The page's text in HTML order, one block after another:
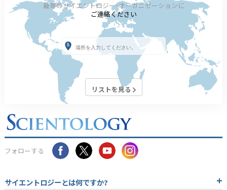
最寄のサイエントロジー･オーガニゼーションに
ご連絡ください
リストを見る
フォローする
サイエントロジーとは何ですか?